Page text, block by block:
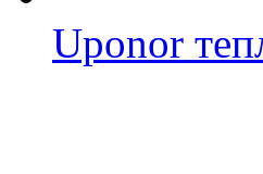
Uponor